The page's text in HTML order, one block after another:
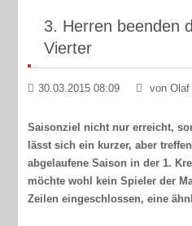
3. Herren beenden
Vierter
30.03.2015 08:09 von Olaf
Saisonziel nicht nur erreicht,
lässt sich ein kurzer, aber
abgelaufene Saison in der 1.
möchte wohl kein Spieler der
Zeilen eingeschlossen, eine